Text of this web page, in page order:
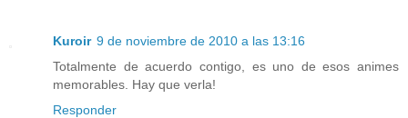
Kuroir 9 de noviembre de 2010 a las 13:16
Totalmente de acuerdo contigo, es uno de esos animes
memorables. Hay que verla!
Responder